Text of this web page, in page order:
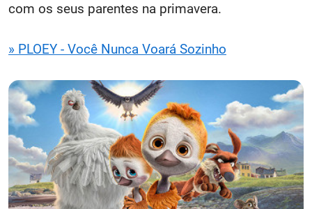
com os seus parentes na primavera.
» PLOEY - Você Nunca Voará Sozinho